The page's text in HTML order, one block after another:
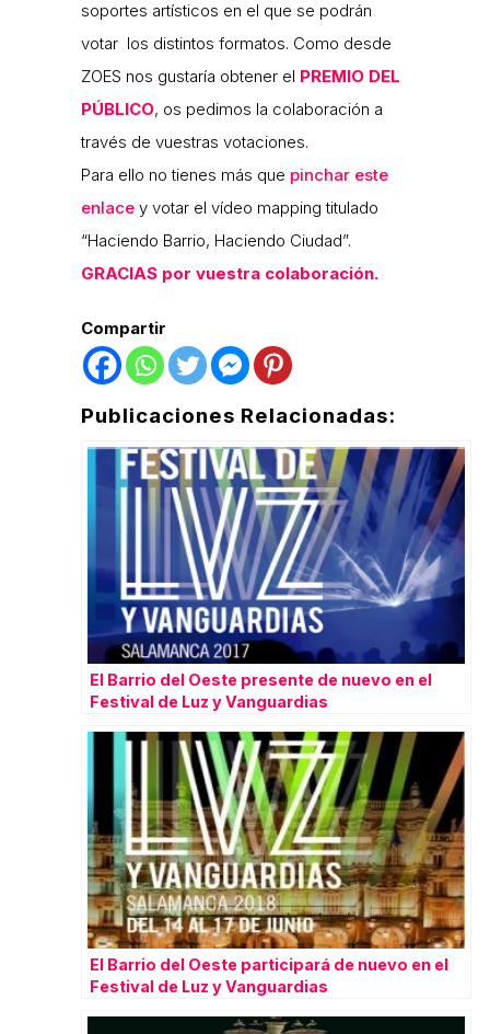
soportes artísticos en el que se podrán
votar los distintos formatos. Como desde
ZOES nos gustaría obtener el PREMIO DEL
PÚBLICO, os pedimos la colaboración a
través de vuestras votaciones.
Para ello no tienes más que pinchar este
enlace y votar el vídeo mapping titulado
“Haciendo Barrio, Haciendo Ciudad”.
GRACIAS por vuestra colaboración.
Compartir
Publicaciones Relacionadas:
El Barrio del Oeste presente de nuevo en el
Festival de Luz y Vanguardias
El Barrio del Oeste participará de nuevo en el
Festival de Luz y Vanguardias